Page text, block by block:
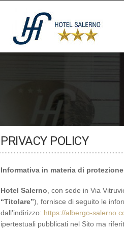
ALBERGO
Milano
PRIVACY POLICY
Informativa in materia di
Hotel Salerno , con sede in Via
“Titolare”), fornisce di seguito le
dall’indirizzo: https://albergo-
ipertestuali pubblicati nel Sito ma